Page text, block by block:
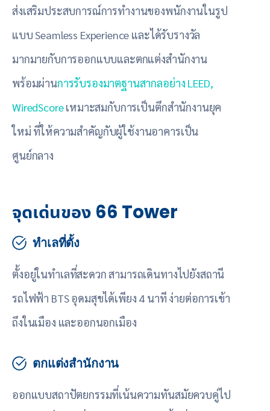
ส่งเสริมประสบการณ์การทำงานของพนักงานในรูป
แบบ Seamless Experience และได้รับรางวัล
มากมายกับการออกแบบและตกแต่งสำนักงาน
พร้อมผ่านการรับรองมาตฐานสากลอย่าง LEED,
WiredScoreเหมาะสมกับการเป็นตึกสำนักงานยุค
ใหม่ ที่ให้ความสำคัญกับผู้ใช้งานอาคารเป็น
ศูนย์กลาง
จุดเด่นของ 66 Tower
ทำเลที่ตั้ง
ตั้งอยู่ในทำเลที่สะดวก สามารถเดินทางไปยังสถานี
รถไฟฟ้า BTS อุดมสุขได้เพียง 4 นาที ง่ายต่อการเข้า
ถึงในเมือง และออกนอกเมือง
ตกแต่งสำนักงาน
ออกแบบสถาปัตยกรรมที่เน้นความทันสมัยควบคู่ไป